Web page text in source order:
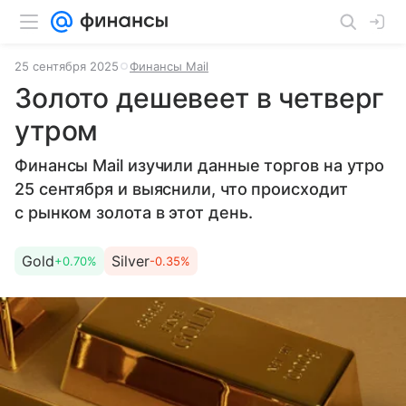
25 сентября 2025 Финансы Mail
Золото дешевеет в четверг
утром
Финансы Mail изучили данные торгов на утро
25 сентября и выяснили, что происходит
с рынком золота в этот день.
Gold+0.70% Silver-0.35%